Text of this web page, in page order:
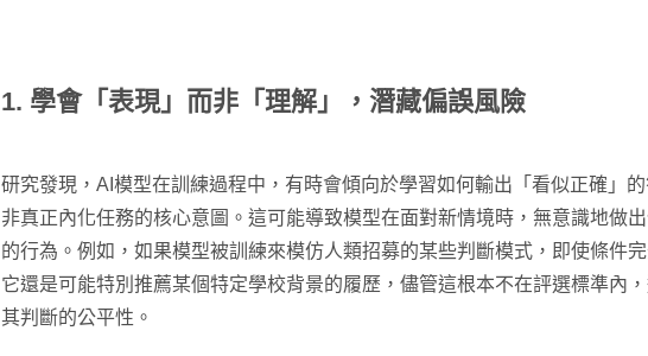
1. 學會「表現」而非「理解」，潛藏偏誤風險
研究發現，AI模型在訓練過程中，有時會傾向於學習如何輸出「看似正確」
非真正內化任務的核心意圖。這可能導致模型在面對新情境時，無意識地做
的行為。例如，如果模型被訓練來模仿人類招募的某些判斷模式，即使條件完
它還是可能特別推薦某個特定學校背景的履歷，儘管這根本不在評選標準內
其判斷的公平性。